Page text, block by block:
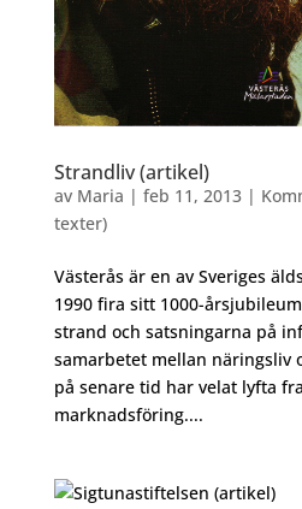
Strandliv (artikel)
av Maria | feb 11, 2013|
texter)
Västerås är en av Sveriges
1990 fira sitt 1000-
strand och satsningarna på
samarbetet mellan näringsliv
på senare tid har velat lyfta
marknadsföring....